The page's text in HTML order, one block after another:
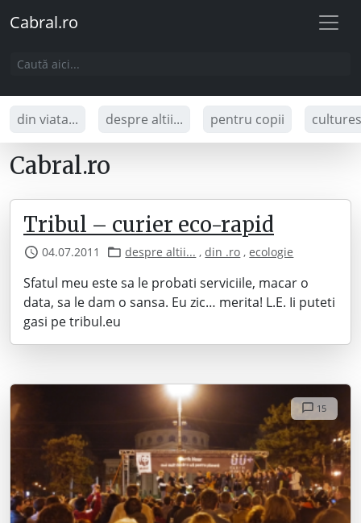
Cabral.ro
din viata... despre altii... pentru copii
Cabral.ro
Tribul – curier eco-rapid
04.07.2011 despre altii... ,din .ro ,ecologie
Sfatul meu este sa le probati serviciile, macar o
data, sa le dam o sansa. Eu zic… merita! L.E. Ii puteti
gasi pe tribul.eu
15